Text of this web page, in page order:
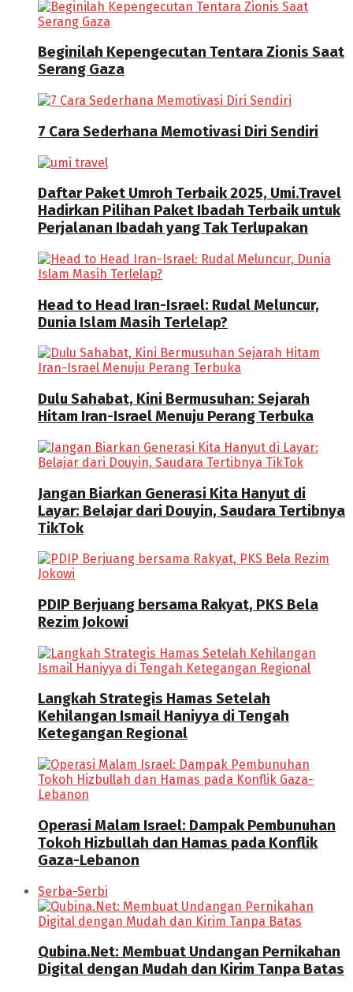
Beginilah Kepengecutan Tentara Zionis Saat
Serang Gaza
7 Cara Sederhana Memotivasi Diri Sendiri
Daftar Paket Umroh Terbaik 2025, Umi.Travel
Hadirkan Pilihan Paket Ibadah Terbaik untuk
Perjalanan Ibadah yang Tak Terlupakan
Head to Head Iran-Israel: Rudal Meluncur,
Dunia Islam Masih Terlelap?
Dulu Sahabat, Kini Bermusuhan: Sejarah
Hitam Iran-Israel Menuju Perang Terbuka
Jangan Biarkan Generasi Kita Hanyut di
Layar: Belajar dari Douyin, Saudara Tertibnya
TikTok
PDIP Berjuang bersama Rakyat, PKS Bela
Rezim Jokowi
Langkah Strategis Hamas Setelah
Kehilangan Ismail Haniyya di Tengah
Ketegangan Regional
Operasi Malam Israel: Dampak Pembunuhan
Tokoh Hizbullah dan Hamas pada Konflik
Gaza-Lebanon
Serba-Serbi
Qubina.Net: Membuat Undangan Pernikahan
Digital dengan Mudah dan Kirim Tanpa Batas